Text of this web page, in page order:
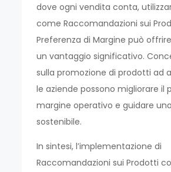
dove ogni vendita conta,
come Raccomandazioni sui
Preferenza di Margine può
un vantaggio significativo.
sulla promozione di prodotti ad
le aziende possono migliorare il
margine operativo e guidare
sostenibile.
In sintesi, l’implementazione di
Raccomandazioni sui Prodotti